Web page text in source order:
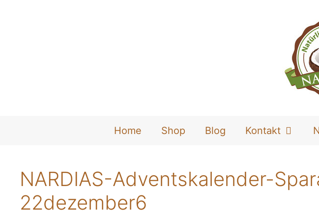
Home Shop Blog Kontakt
NARDIAS-Adventskalender-
22dezember6